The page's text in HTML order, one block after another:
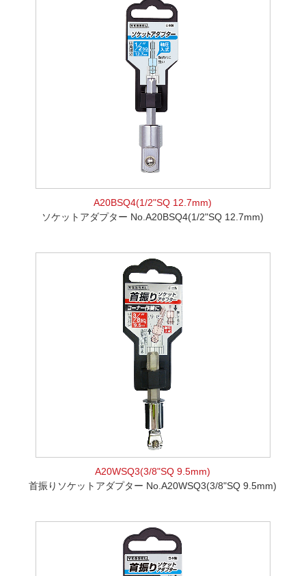
A20BSQ4(1/2"SQ 12.7mm)
ソケットアダプター No.A20BSQ4(1/2"SQ 12.7mm)
A20WSQ3(3/8"SQ 9.5mm)
首振りソケットアダプター No.A20WSQ3(3/8"SQ 9.5mm)